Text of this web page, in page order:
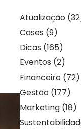
Atualização
Cases (9)
Dicas (165)
Eventos (2)
Financeiro (72)
Gestão (177)
Marketing (18)